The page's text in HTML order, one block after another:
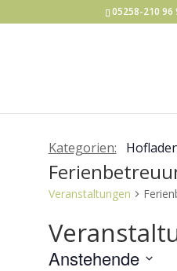
05258-210 96
Kategorien:
Veranstaltungen
Anstehende